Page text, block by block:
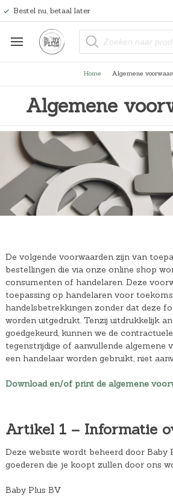
Bestel nu, betaal later
P
o
n
z
k
e
n
Home Algemene
Algemene
De volgende voorwaarden zijn van
bestellingen die via onze online shop
consumenten of handelaren. Deze
toepassing op handelaren voor
handelsbetrekkingen zonder dat deze
worden uitgedrukt. Tenzij uitdrukkelijk
goedgekeurd, kunnen we de
tegenstrijdige of aanvullende algemene
een handelaar worden gebruikt, niet
Download en/of print de algemene
Artikel 1 – Informatie
Deze website wordt beheerd door Baby
goederen die je koopt zullen door ons
Baby Plus BV